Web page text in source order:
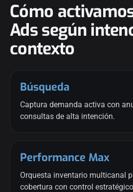
Cómo
Ads según
contexto
Búsqueda
Captura demanda activa con
consultas de alta intención.
Performance Max
Orquesta inventario multicanal
cobertura con control